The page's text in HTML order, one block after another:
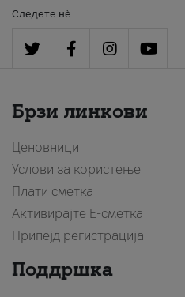
Следете нè
Брзи линкови
Ценовници
Услови за користење
Плати сметка
Активирајте Е-сметка
Припејд регистрација
Поддршка